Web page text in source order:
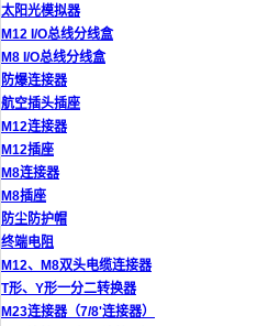
太阳光模拟器
M12 I/O总线分线盒
M8 I/O总线分线盒
防爆连接器
航空插头插座
M12连接器
M12插座
M8连接器
M8插座
防尘防护帽
终端电阻
M12、M8双头电缆连接器
T形、Y形一分二转换器
M23连接器（7/8'连接器）